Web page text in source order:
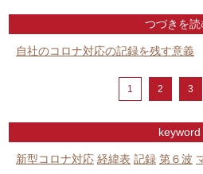
つづきを読
自社のコロナ対応の記録を残す意義
1 2 3
keyword
新型コロナ対応 経緯表 記録 第６波